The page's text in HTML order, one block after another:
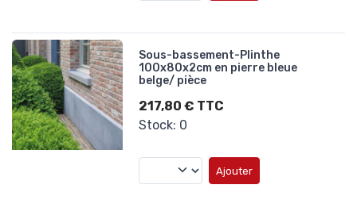
Sous-bassement-Plinthe
100x80x2cm en pierre bleue
belge/ pièce
217,80 € TTC
Stock: 0
Ajouter